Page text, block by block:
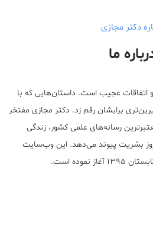
دکتر مجازی
ما
و اتفاقات عجیب است. داستان‌هایی که با
برایشان رقم زد. دکتر مجازی مفتخر
رسانه‌های علمی کشور، زندگی
روز بشریت پیوند می‌دهد. این وب‌سایت
نموده است.